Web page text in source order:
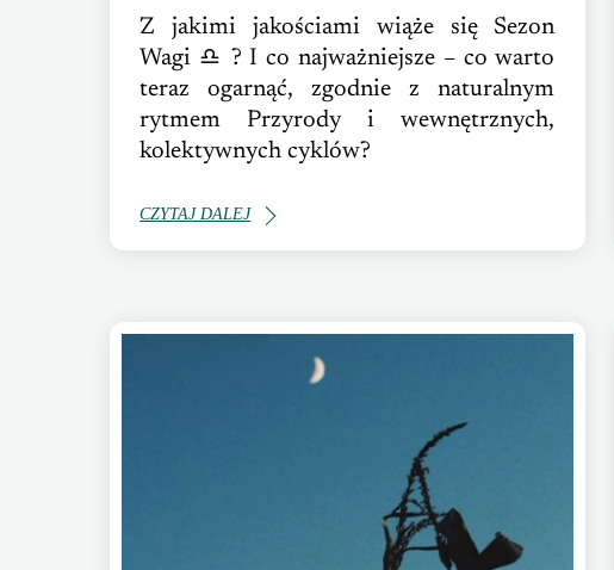
Z jakimi jakościami wiąże się Sezon
Wagi ♎️ ? I co najważniejsze – co warto
teraz ogarnąć, zgodnie z naturalnym
rytmem Przyrody i wewnętrznych,
kolektywnych cyklów?
CZYTAJ DALEJ